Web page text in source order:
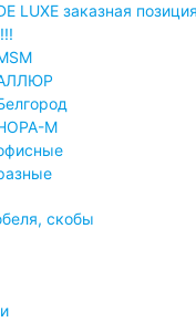
LUXE заказная
М
скобы